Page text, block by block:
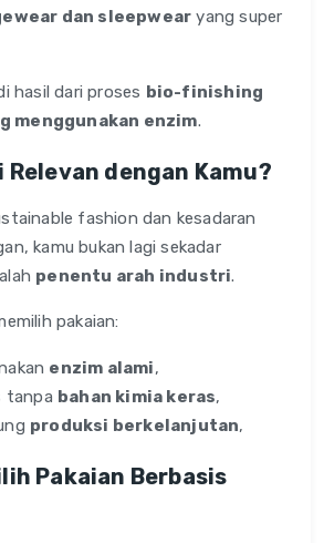
dan sleepwear yang super
hasil dari proses bio-finishing
menggunakan enzim.
Relevan dengan Kamu?
fashion dan kesadaran
kamu bukan lagi sekadar
penentu arah industri.
pakaian:
enzim alami,
tanpa bahan kimia keras,
produksi berkelanjutan,
Pakaian Berbasis